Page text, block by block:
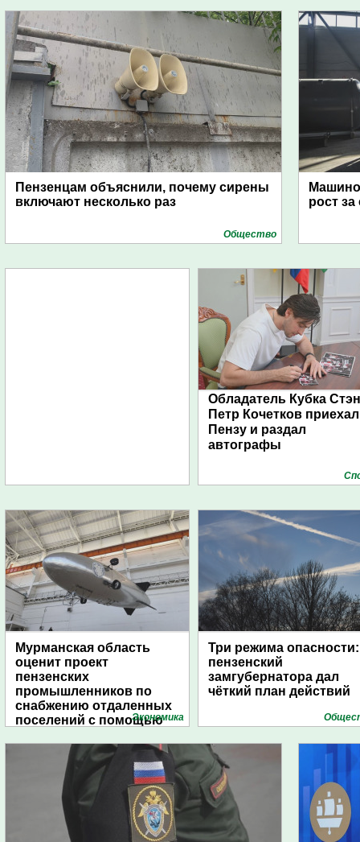
Пензенцам объяснили, почему сирены
включают несколько раз
Общество
рост за
Обладатель Кубка
Петр Кочетков
Пензу и раздал
автографы
Мурманская область
оценит проект
пензенских
промышленников по
снабжению отдаленных
поселений с помощью
Экономика
Три режима опасности:
пензенский
замгубернатора дал
чёткий план действий